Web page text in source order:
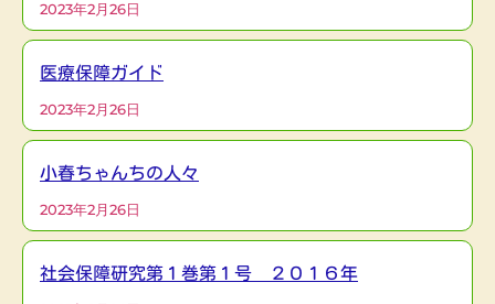
2023年2月26日
医療保障ガイド
2023年2月26日
小春ちゃんちの人々
2023年2月26日
社会保障研究第１巻第１号 ２０１６年